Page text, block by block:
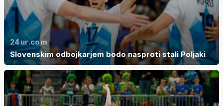
24ur.com
Slovenskim odbojkarjem bodo nasproti stali Poljaki